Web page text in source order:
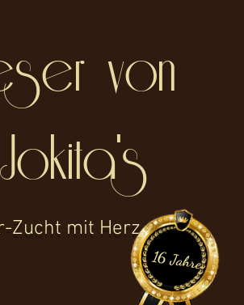
von
okita's
Zucht mit Herz
16 Jahre